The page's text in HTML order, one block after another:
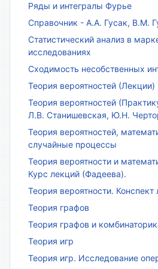
Ряды и интегралы Фурье
Справочник - А.А. Гусак, В.М.
Статистический анализ в
исследованиях
Сходимость несобственных
Теория вероятностей (Лекции)
Теория вероятностей
Л.В. Станишевская, Ю.Н.
Теория вероятностей,
случайные процессы
Теория вероятности и
Курс лекций (Фадеева).
Теория вероятности.
Теория графов
Теория графов и
Теория игр
Теория игр. Исследование